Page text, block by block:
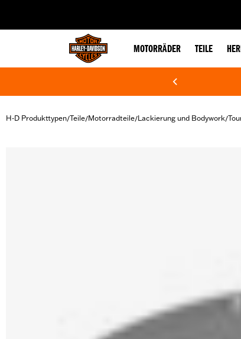
MOTORRÄDER TEILE
H-D Produkttypen/Teile/Motorradteile/Lackierung und Bodywork/